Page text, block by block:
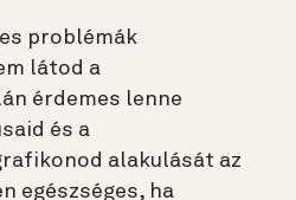
problémák
látod a
érdemes lenne
és a
alakulását az
egészséges, ha